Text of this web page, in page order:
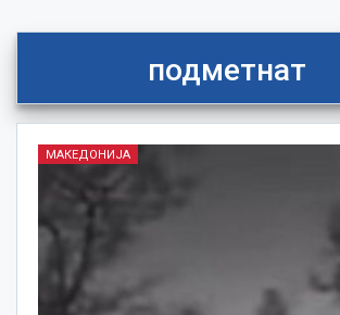
подметнат
МАКЕДОНИЈА